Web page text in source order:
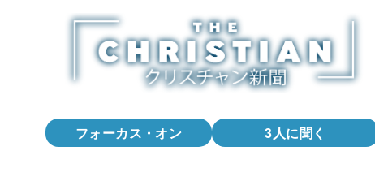
フォーカス・オン 3人に聞く